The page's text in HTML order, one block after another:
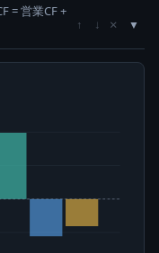
= 営業CF +
↑ ↓ ×